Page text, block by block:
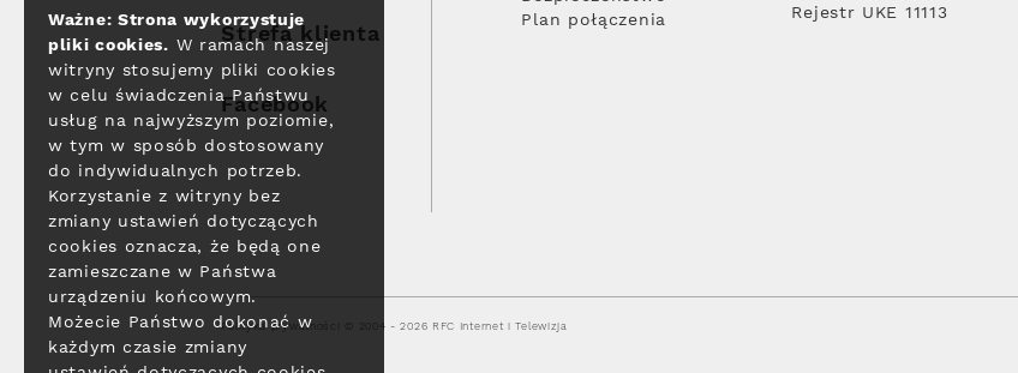
Strefa klienta
Facebook
Plan połączenia
Rejestr UKE 11113
Polityka prywatności © 2004 - 2026 RFC Internet i Telewizja
Ważne: Strona wykorzystuje
pliki cookies. W ramach naszej
witryny stosujemy pliki cookies
w celu świadczenia Państwu
usług na najwyższym poziomie,
w tym w sposób dostosowany
do indywidualnych potrzeb.
Korzystanie z witryny bez
zmiany ustawień dotyczących
cookies oznacza, że będą one
zamieszczane w Państwa
urządzeniu końcowym.
Możecie Państwo dokonać w
każdym czasie zmiany